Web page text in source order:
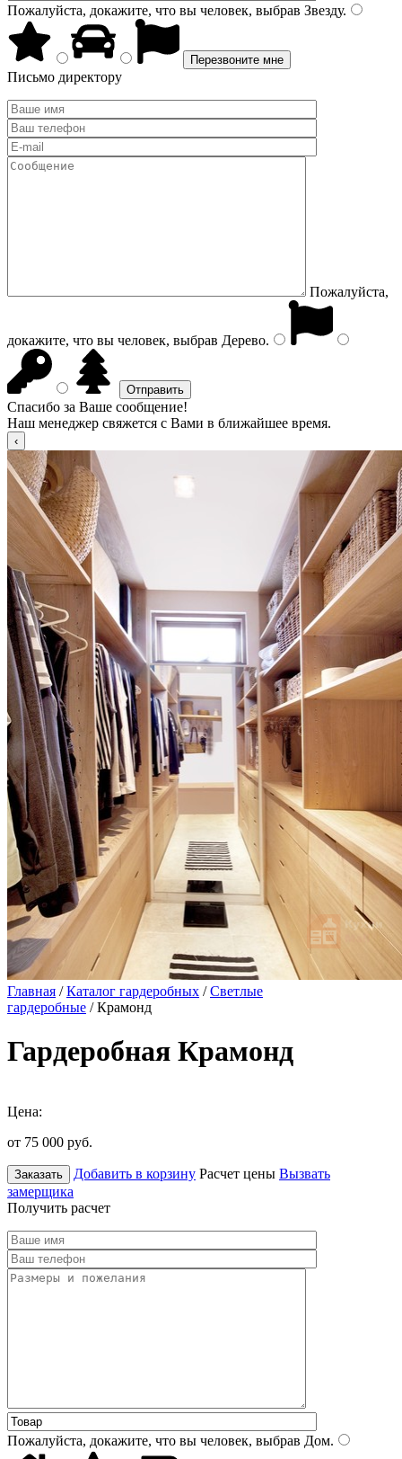
Пожалуйста, докажите, что вы человек, выбрав Звезду.
Письмо директору
Пожалуйста,
докажите, что вы человек, выбрав Дерево.
Спасибо за Ваше сообщение!
Наш менеджер свяжется с Вами в ближайшее время.
Главная /Каталог гардеробных /Светлые
гардеробные / Крамонд
Гардеробная Крамонд
Цена:
от 75 000 руб.
Заказать Добавить в корзину Расчет цены Вызвать
замерщика
Получить расчет
Пожалуйста, докажите, что вы человек, выбрав Дом.